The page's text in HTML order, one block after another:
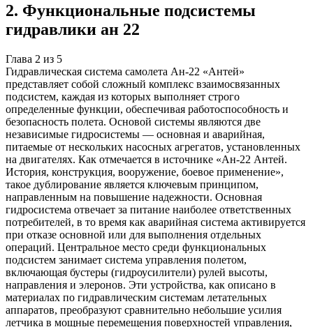
2. Функциональные подсистемы
гидравлики ан 22
Глава 2 из 5
Гидравлическая система самолета Ан-22 «Антей»
представляет собой сложный комплекс взаимосвязанных
подсистем, каждая из которых выполняет строго
определенные функции, обеспечивая работоспособность и
безопасность полета. Основой системы являются две
независимые гидросистемы — основная и аварийная,
питаемые от нескольких насосных агрегатов, установленных
на двигателях. Как отмечается в источнике «Ан-22 Антей.
История, конструкция, вооружение, боевое применение»,
такое дублирование является ключевым принципом,
направленным на повышение надежности. Основная
гидросистема отвечает за питание наиболее ответственных
потребителей, в то время как аварийная система активируется
при отказе основной или для выполнения отдельных
операций. Центральное место среди функциональных
подсистем занимает система управления полетом,
включающая бустеры (гидроусилители) рулей высоты,
направления и элеронов. Эти устройства, как описано в
материалах по гидравлическим системам летательных
аппаратов, преобразуют сравнительно небольшие усилия
летчика в мощные перемещения поверхностей управления,